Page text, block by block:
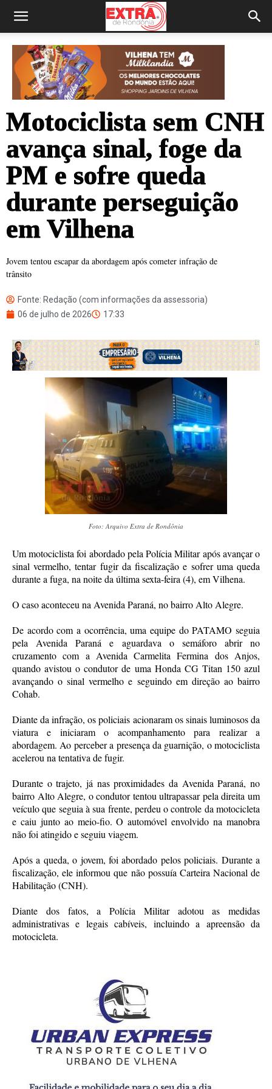
Motociclista sem CNH
avança sinal, foge da
PM e sofre queda
durante perseguição
em Vilhena
Jovem tentou escapar da abordagem após cometer infração de
trânsito
Fonte: Redação (com informações da assessoria)
06 de julho de 2026
17:33
Foto: Arquivo Extra de Rondônia
Um motociclista foi abordado pela Polícia Militar após avançar o
sinal vermelho, tentar fugir da fiscalização e sofrer uma queda
durante a fuga, na noite da última sexta-feira (4), em Vilhena.
O caso aconteceu na Avenida Paraná, no bairro Alto Alegre.
De acordo com a ocorrência, uma equipe do PATAMO seguia
pela Avenida Paraná e aguardava o semáforo abrir no
cruzamento com a Avenida Carmelita Fermina dos Anjos,
quando avistou o condutor de uma Honda CG Titan 150 azul
avançando o sinal vermelho e seguindo em direção ao bairro
Cohab.
Diante da infração, os policiais acionaram os sinais luminosos da
viatura e iniciaram o acompanhamento para realizar a
abordagem. Ao perceber a presença da guarnição, o motociclista
acelerou na tentativa de fugir.
Durante o trajeto, já nas proximidades da Avenida Paraná, no
bairro Alto Alegre, o condutor tentou ultrapassar pela direita um
veículo que seguia à sua frente, perdeu o controle da motocicleta
e caiu junto ao meio-fio. O automóvel envolvido na manobra
não foi atingido e seguiu viagem.
Após a queda, o jovem, foi abordado pelos policiais. Durante a
fiscalização, ele informou que não possuía Carteira Nacional de
Habilitação (CNH).
Diante dos fatos, a Polícia Militar adotou as medidas
administrativas e legais cabíveis, incluindo a apreensão da
motocicleta.